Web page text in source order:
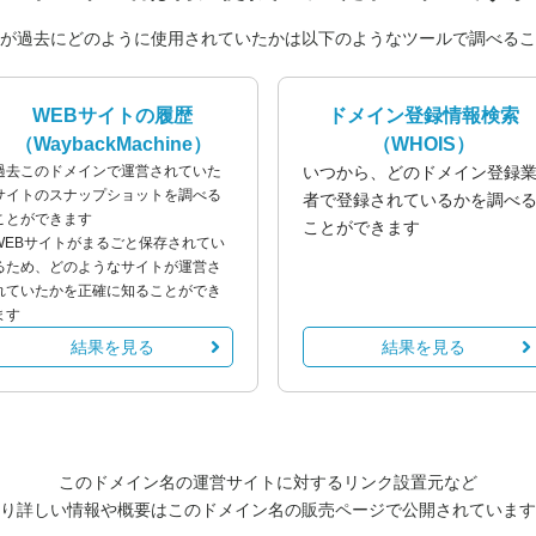
過去にどのように使用されていたかは以下のようなツールで調べる
WEBサイトの履歴
（WaybackMachine）
去このドメインで運営されていた
イトのスナップショットを調べる
とができます
サイトがまるごと保存されてい
ため、どのようなサイトが運営さ
ていたかを正確に知ることができ
す
結果を見る
ドメイン登録情報検索
（WHOIS）
いつから、どのドメイン登録業
者で登録されているかを調べる
ことができます
結果を見る
このドメイン名の運営サイトに対するリンク設置元など
詳しい情報や概要はこのドメイン名の販売ページで公開されていま